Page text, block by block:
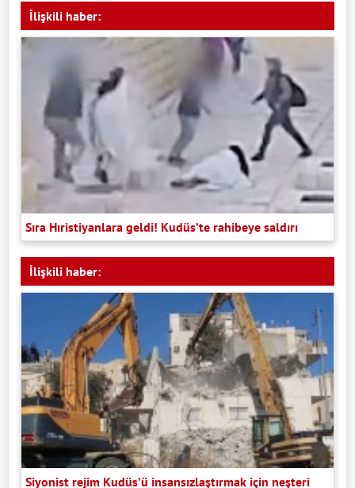
İlişkili haber:
Sıra Hıristiyanlara geldi! Kudüs’te rahibeye saldırı
İlişkili haber:
Siyonist rejim Kudüs’ü insansızlaştırmak için neşteri